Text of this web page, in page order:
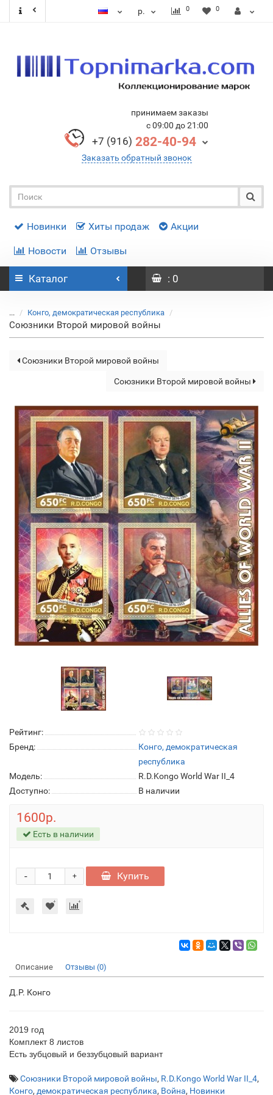
р. 0 0
принимаем заказы
с 09:00 до 21:00
+7 (916) 282-40-94
Заказать обратный звонок
Новинки Хиты продаж Акции
Новости Отзывы
Каталог : 0
... Конго, демократическая республика
Союзники Второй мировой войны
Союзники Второй мировой войны
Союзники Второй мировой войны
Рейтинг:
Бренд:
Конго, демократическая
республика
Модель:
R.D.Kongo World War II_4
Доступно:
В наличии
1600р.
Есть в наличии
+
- Купить
Описание Отзывы (0)
Д.Р. Конго
2019 год
Комплект 8 листов
Есть зубцовый и беззубцовый вариант
Союзники Второй мировой войны, R.D.Kongo World War II_4,
Конго, демократическая республика, Война, Новинки